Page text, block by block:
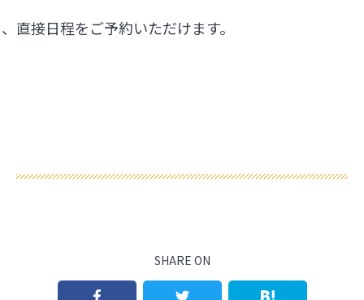
直接日程をご予約いただけます。
SHARE ON